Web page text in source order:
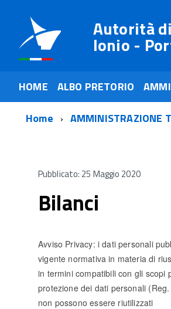
Autorità
Ionio -
HOME ALBO PRETORIO
Home
AMMINISTRAZIONE
Pubblicato: 25 Maggio 2020
Bilanci
Avviso Privacy: i dati personali
vigente normativa in materia di
in termini compatibili con gli scopi
protezione dei dati personali
non possono essere riutilizzati